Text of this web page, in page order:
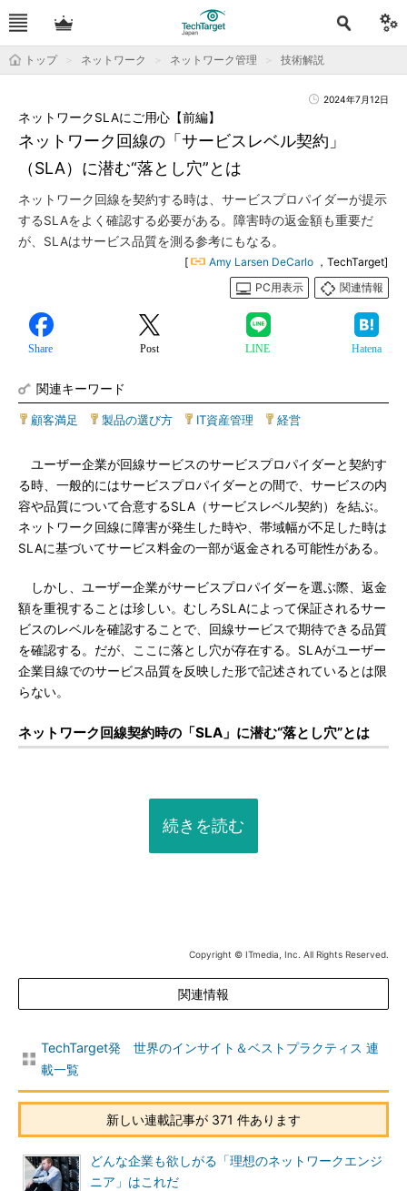
トップ ネットワーク ネットワーク管理 技術解説
2024年7月12日
ネットワーク回線の「サービスレベル契約」
（SLA）に潜む“落とし穴”とは
ネットワークSLAにご用心【前編】
ネットワーク回線を契約する時は、サービスプロパイダーが提示
するSLAをよく確認する必要がある。障害時の返金額も重要だ
が、SLAはサービス品質を測る参考にもなる。
[ Amy Larsen DeCarlo ，TechTarget]
PC用表示
関連情報
Share Post LINE Hatena
関連キーワード
顧客満足 製品の選び方 IT資産管理 経営
ユーザー企業が回線サービスのサービスプロパイダーと契約す
る時、一般的にはサービスプロパイダーとの間で、サービスの内
容や品質について合意するSLA（サービスレベル契約）を結ぶ。
ネットワーク回線に障害が発生した時や、帯域幅が不足した時は
SLAに基づいてサービス料金の一部が返金される可能性がある。
しかし、ユーザー企業がサービスプロパイダーを選ぶ際、返金
額を重視することは珍しい。むしろSLAによって保証されるサー
ビスのレベルを確認することで、回線サービスで期待できる品質
を確認する。だが、ここに落とし穴が存在する。SLAがユーザー
企業目線でのサービス品質を反映した形で記述されているとは限
らない。
ネットワーク回線契約時の「SLA」に潜む“落とし穴”とは
続きを読む
Copyright © ITmedia, Inc. All Rights Reserved.
関連情報
TechTarget発 世界のインサイト＆ベストプラクティス 連
載一覧
新しい連載記事が 371 件あります
どんな企業も欲しがる「理想のネットワークエンジ
ニア」はこれだ